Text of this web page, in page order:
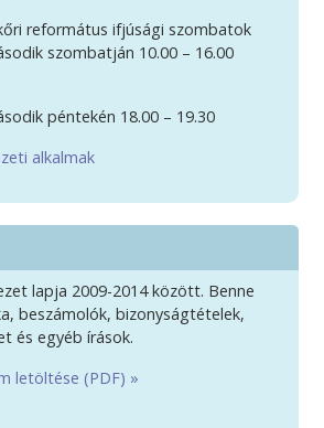
református ifjúsági szombatok
szombatján 10.00 – 16.00
péntekén 18.00 – 19.30
alkalmak
lapja 2009-2014 között. Benne
beszámolók, bizonyságtételek,
és egyéb írások.
letöltése (PDF) »